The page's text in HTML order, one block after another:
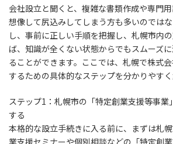
会社設立と聞くと、複雑な書類作成や専門
想像して尻込みしてしまう方も多いのでは
し、事前に正しい手順を把握し、札幌市内
ば、知識が全くない状態からでもスムーズ
ることができます。ここでは、札幌で株式
するための具体的なステップを分かりやすく
ステップ1：札幌市の「特定創業支援等事
する
本格的な設立手続きに入る前に、まずは札
業支援セミナーや個別相談などの「特定創